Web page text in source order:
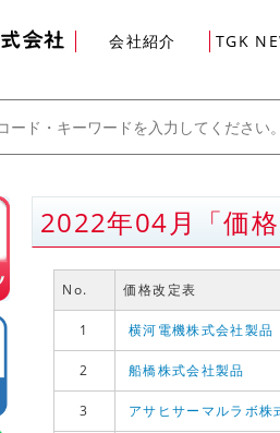
会社紹介 TGK
販売店様ログイン
(Myページ)
2022年04月「価
No. 価格改定表
1 横河電機株式会社製品
2 船橋株式会社製品
3 アサヒサーマルラボ株